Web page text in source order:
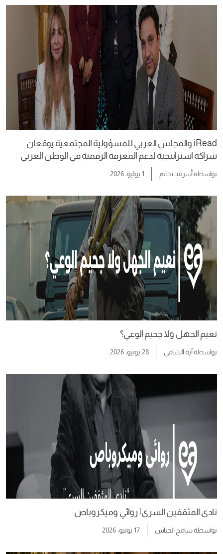
iRead والمجلس العربي للمسؤولية المجتمعية يوقعان
شراكة استراتيجية لدعم المعرفة الرقمية في الوطن العربي
بواسطةأشرقت حاتم 1 يوليو، 2026
نعيم الجهل ولا جحيم الوعي؟
بواسطةآية الشامي 28 يونيو، 2026
نادى المثقفين السرى| روائي وميكروباص
بواسطةسامح الجباس 17 يونيو، 2026